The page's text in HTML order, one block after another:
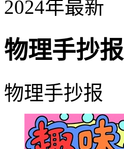
2024年最新
物理手抄报
物理手抄报